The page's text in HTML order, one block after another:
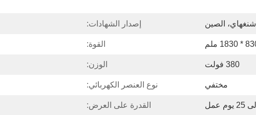
شنغهاي، الصين إصدار الشهادات:
القوة:
380 فولت الوزن:
مختفي نوع العنصر الكهربائي:
القدرة على العرض: